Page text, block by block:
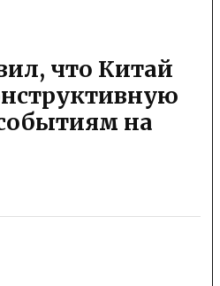
что Китай
на